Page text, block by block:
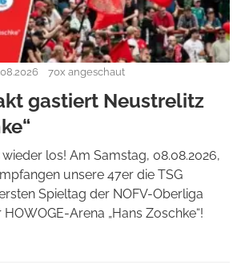
70x angeschaut
gastiert Neustrelitz
los! Am Samstag, 08.08.2026,
unsere 47er die TSG
Spieltag der NOFV-Oberliga
Arena „Hans Zoschke“!